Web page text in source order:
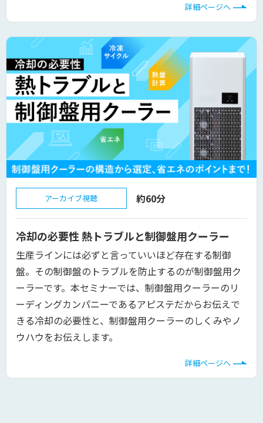
詳細ページへ
アーカイブ視聴 約60分
冷却の必要性 熱トラブルと制御盤用クーラー
生産ラインには必ずと言っていいほど存在する制御
盤。その制御盤のトラブルを防止するのが制御盤用ク
ーラーです。本セミナーでは、制御盤用クーラーのリ
ーディングカンパニーであるアピステだからお伝えで
きる冷却の必要性と、制御盤用クーラーのしくみやノ
ウハウをお伝えします。
詳細ページへ